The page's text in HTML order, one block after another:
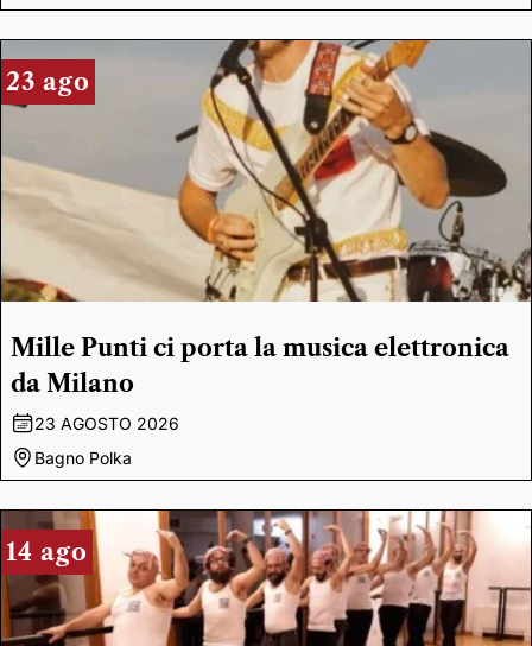
23 ago
Mille Punti ci porta la musica elettronica
da Milano
23 AGOSTO 2026
Bagno Polka
14 ago